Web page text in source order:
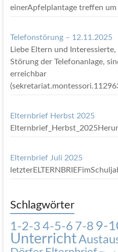
einerApfelplantage treffen um
Telefonstörung – 12.11.2025
Liebe Eltern und
Störung der Telefonanlage,
erreichbar
Elternbrief Herbst 2025
Elternbrief Juli 2025
Schlagwörter
1-2-3 4-5-6 7-8 9-
Unterricht